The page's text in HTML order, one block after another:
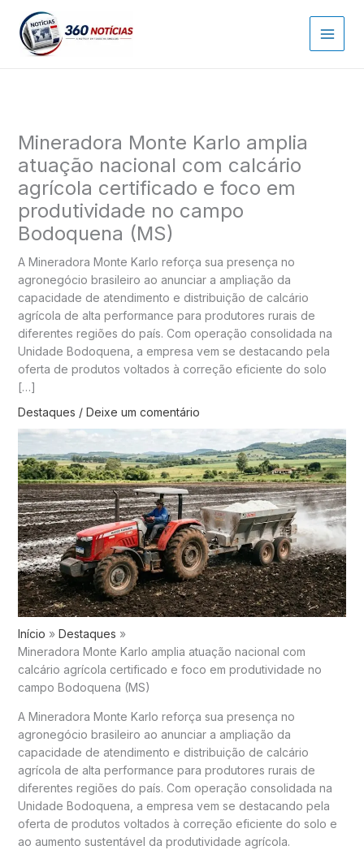
para
conteúdo
Mineradora Monte Karlo amplia
atuação nacional com calcário
agrícola certificado e foco em
produtividade no campo
Bodoquena (MS)
A Mineradora Monte Karlo reforça sua presença no
agronegócio brasileiro ao anunciar a ampliação da
capacidade de atendimento e distribuição de calcário
agrícola de alta performance para produtores rurais de
diferentes regiões do país. Com operação consolidada na
Unidade Bodoquena, a empresa vem se destacando pela
oferta de produtos voltados à correção eficiente do solo
[…]
Destaques / Deixe um comentário
Início
Destaques
Mineradora Monte Karlo amplia atuação nacional com
calcário agrícola certificado e foco em produtividade no
campo Bodoquena (MS)
A Mineradora Monte Karlo reforça sua presença no
agronegócio brasileiro ao anunciar a ampliação da
capacidade de atendimento e distribuição de calcário
agrícola de alta performance para produtores rurais de
diferentes regiões do país. Com operação consolidada na
Unidade Bodoquena, a empresa vem se destacando pela
oferta de produtos voltados à correção eficiente do solo e
ao aumento sustentável da produtividade agrícola.